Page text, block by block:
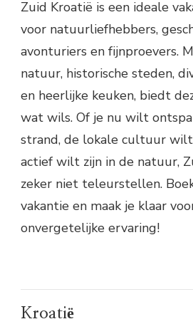
Zuid Kroatië is een ideale
voor natuurliefhebbers,
avonturiers en fijnproevers.
natuur, historische steden,
en heerlijke keuken, biedt
wat wils. Of je nu wilt
strand, de lokale cultuur
actief wilt zijn in de natuur,
zeker niet teleurstellen.
vakantie en maak je klaar
onvergetelijke ervaring!
Kroatië